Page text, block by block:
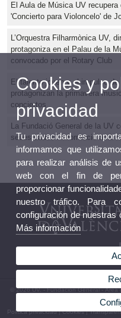
El Aula de Música UV
'Concierto para Violoncelo' de
L’Orquestra Filharmònica UV,
protagoniza en el Palau de la
convocado por el Rotary Club
El talento joven y el impulso
protagonizan la primavera
conciertos
La Fundació General de la UV
seues dades i informació amb
© 2026 UV. - Fundación General -
4ª, 46010
Política privacidad|Cookies|
Cookies y
privacidad
Tu privacidad es
informamos que
para realizar análisis de
web con el fin de
proporcionar
nuestro tráfico. Para
configuración de nuestras
Más información